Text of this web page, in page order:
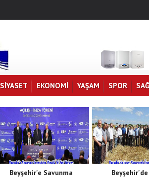
SIYASET EKONOMI YAŞAM SPOR
Beyşehir'e Savunma